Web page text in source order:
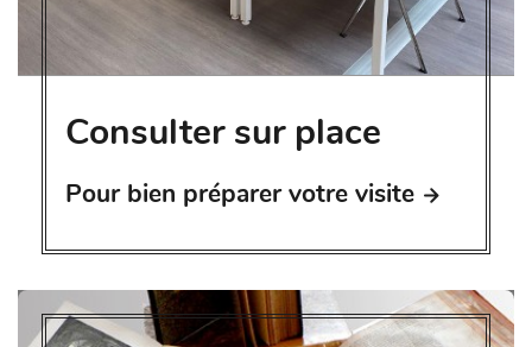
Consulter sur place
Pour bien préparer votre visite